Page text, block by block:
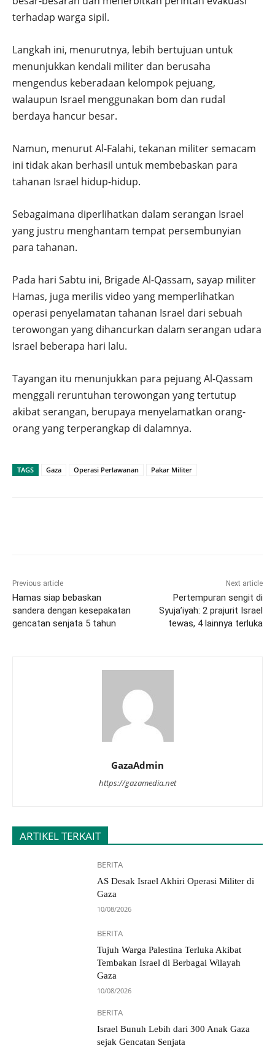
terhadap warga sipil.
Langkah ini, menurutnya, lebih bertujuan untuk
menunjukkan kendali militer dan berusaha
mengendus keberadaan kelompok pejuang,
walaupun Israel menggunakan bom dan rudal
berdaya hancur besar.
Namun, menurut Al-Falahi, tekanan militer semacam
ini tidak akan berhasil untuk membebaskan para
tahanan Israel hidup-hidup.
Sebagaimana diperlihatkan dalam serangan Israel
yang justru menghantam tempat persembunyian
para tahanan.
Pada hari Sabtu ini, Brigade Al-Qassam, sayap militer
Hamas, juga merilis video yang memperlihatkan
operasi penyelamatan tahanan Israel dari sebuah
terowongan yang dihancurkan dalam serangan udara
Israel beberapa hari lalu.
Tayangan itu menunjukkan para pejuang Al-Qassam
menggali reruntuhan terowongan yang tertutup
akibat serangan, berupaya menyelamatkan orang-
orang yang terperangkap di dalamnya.
TAGS Gaza Operasi Perlawanan Pakar Militer
Previous article
Hamas siap bebaskan
sandera dengan kesepakatan
gencatan senjata 5 tahun
Next article
Pertempuran sengit di
Syuja’iyah: 2 prajurit Israel
tewas, 4 lainnya terluka
GazaAdmin
https://gazamedia.net
ARTIKEL TERKAIT
BERITA
AS Desak Israel Akhiri Operasi Militer di
Gaza
10/08/2026
BERITA
Tujuh Warga Palestina Terluka Akibat
Tembakan Israel di Berbagai Wilayah
Gaza
10/08/2026
BERITA
Israel Bunuh Lebih dari 300 Anak Gaza
sejak Gencatan Senjata